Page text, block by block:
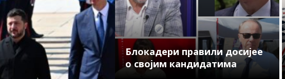
Блокадери правили досијее
о својим кандидатима